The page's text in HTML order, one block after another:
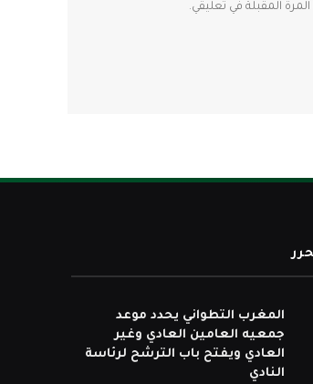
المقبلة في تعليقي.
المغرب التطواني يحدد موعد
جمعيه العامين العادي وغير
العادي ويفتح باب الترشح لرئاسة
النادي